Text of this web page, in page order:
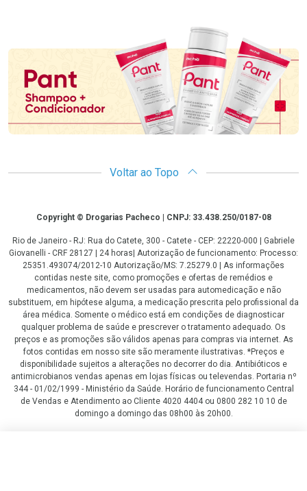
Promoção em Destaque
Voltar ao Topo
CopyrightCopyright © Drogarias Pacheco | CNPJ: 33.438.250/0187-08
Rio de Janeiro - RJ: Rua do Catete, 300 - Catete - CEP: 22220-000 | Gabriele
Giovanelli - CRF 28127 | 24 horas| Autorização de funcionamento: Processo:
25351.493074/2012-10 Autorização/MS: 7.25279.0 | As informações
contidas neste site, como promoções e ofertas de remédios e
medicamentos, não devem ser usadas para automedicação e não
substituem, em hipótese alguma, a medicação prescrita pelo profissional da
área médica. Somente o médico está em condições de diagnosticar
qualquer problema de saúde e prescrever o tratamento adequado. Os
preços e as promoções são válidos apenas para compras via internet. As
fotos contidas em nosso site são meramente ilustrativas. *Preços e
disponibilidade sujeitos a alterações no decorrer do dia. Antibióticos e
antimicrobianos vendas apenas em lojas físicas ou televendas. Portaria nº
344 - 01/02/1999 - Ministério da Saúde. Horário de funcionamento Central
de Vendas e Atendimento ao Cliente 4020 4404 ou 0800 282 10 10 de
domingo a domingo das 08h00 às 20h00.